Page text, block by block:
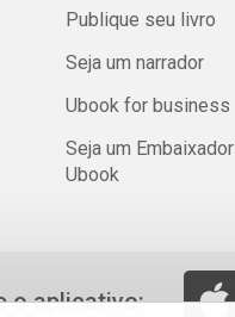
Publique seu livro
Seja um narrador
Ubook for business
Seja um Embaixador
Ubook
o aplicativo: